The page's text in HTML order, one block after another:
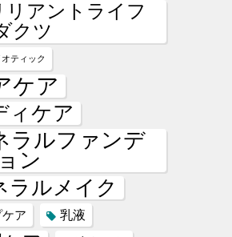
リアントライフ
クツ
ティック
ケア
ィケア
ラルファンデ
ン
ラルメイク
ケア 乳液